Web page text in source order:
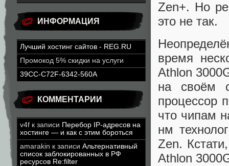
ИНФОРМАЦИЯ
Лучший хостинг сайтов - REG.RU
Промокод 5% скидки на услуги
39CC-C72F-6342-560A
КОММЕНТАРИИ
v4f к записи Перебор IP-адресов на
хостинге — и как с этим бороться
amarakin к записи Альтернативный
список заблокированных в РФ
ресурсов Re:filter
Zen+. Но
это не так.
время
Athlon
на своём
процессор
что чипам
нм
Zen.
Athlon